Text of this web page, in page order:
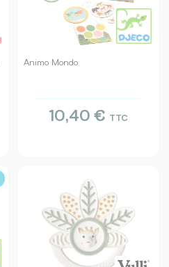
Animo Mondo
10,40 € TTC